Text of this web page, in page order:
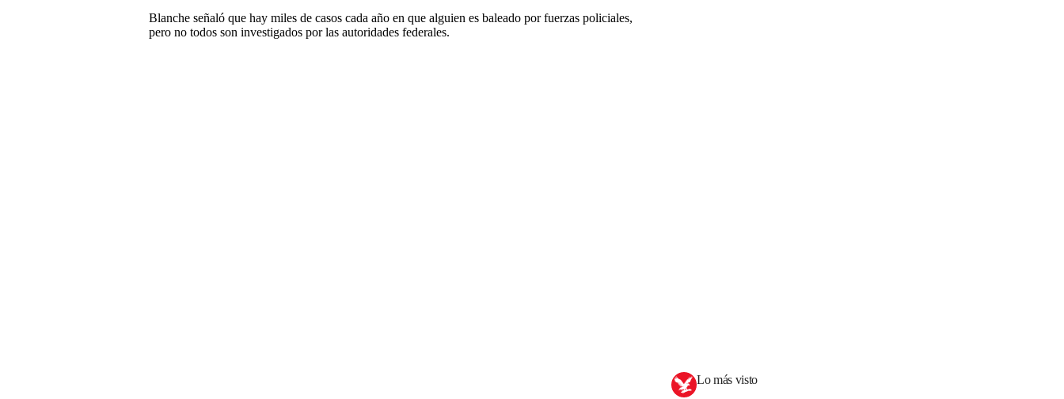
Blanche señaló que hay miles de casos cada año en que alguien es baleado por fuerzas policiales,
pero no todos son investigados por las autoridades federales.
Lo más visto